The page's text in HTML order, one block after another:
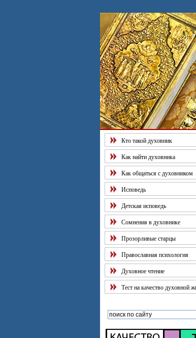
Кто такой духовник
Как найти духовника
Как общаться с духовником
Исповедь
Детская исповедь
Сомнения в духовнике
Прозорливые старцы
Православная психология
Духовное чтение
Тест на качество духовной